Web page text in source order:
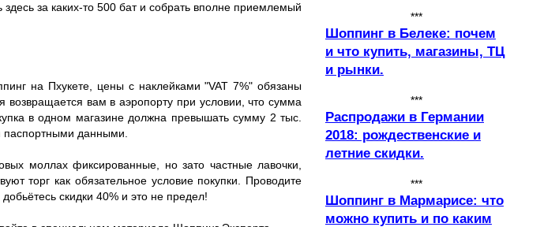
за каких-то 500 бат и собрать вполне приемлемый
на Пхукете, цены с наклейками "VAT 7%" обязаны
вам в аэропорту при условии, что сумма
в одном магазине должна превышать сумму 2 тыс.
паспортными данными.
моллах фиксированные, но зато частные лавочки,
торг как обязательное условие покупки. Проводите
скидки 40% и это не предел!
***
Шоппинг в Белеке: почем
и что купить, магазины, ТЦ
и рынки.
***
Распродажи в Германии
2018: рождественские и
летние скидки.
***
Шоппинг в Мармарисе: что
можно купить и по каким